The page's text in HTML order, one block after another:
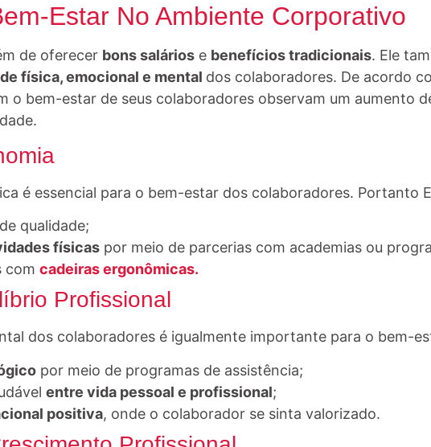
Estar No Ambiente Corporativo
de oferecer bons salários e benefícios tradicionais. Ele
física, emocional e mental dos colaboradores. De acordo
o bem-estar de seus colaboradores observam um aumento
é essencial para o bem-estar dos colaboradores. Portanto
de qualidade;
físicas por meio de parcerias com academias ou
com cadeiras ergonômicas.
Profissional
dos colaboradores é igualmente importante para o bem-
por meio de programas de assistência;
entre vida pessoal e profissional;
positiva, onde o colaborador se sinta valorizado.